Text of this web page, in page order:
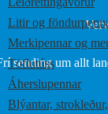
Litir og
Merkipennar og
Töflutúss
Áherslupennar
Blýantar,
sending um allt